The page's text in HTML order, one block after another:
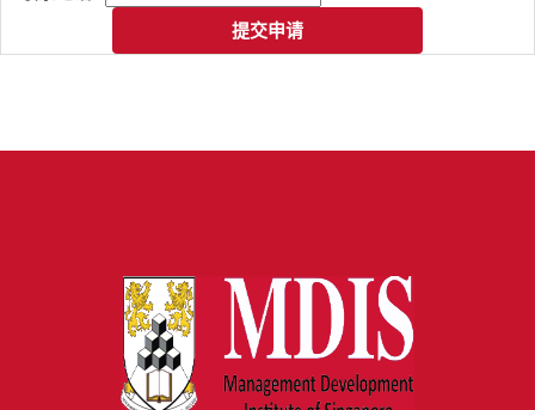
提交申请